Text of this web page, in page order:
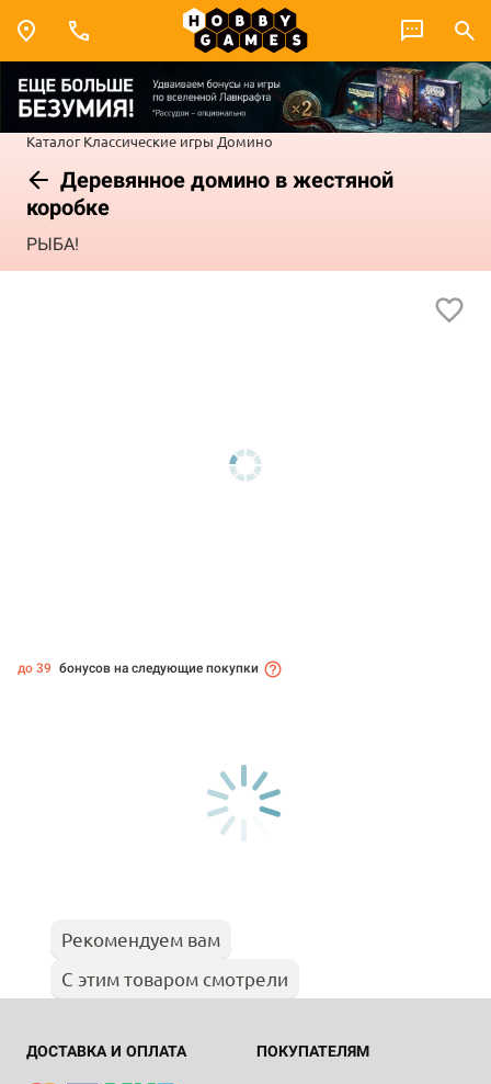
Каталог Классические игры Домино
Деревянное домино в жестяной
коробке
РЫБА!
до 39 бонусов на следующие покупки
Рекомендуем вам
С этим товаром смотрели
ДОСТАВКА И ОПЛАТА ПОКУПАТЕЛЯМ